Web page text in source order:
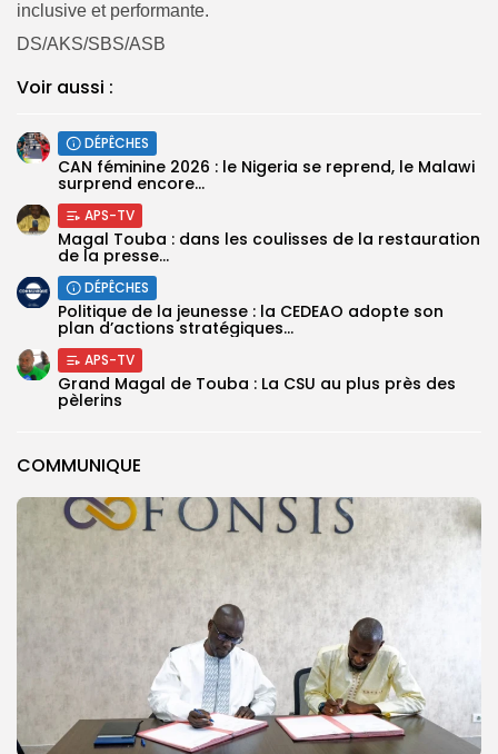
COMMUNIQUE
inclusive et performante.
DS/AKS/SBS/ASB
Voir aussi :
DÉPÊCHES
‎CAN féminine 2026 : le Nigeria se reprend, le Malawi
surprend encore...
APS-TV
Magal Touba : dans les coulisses de la restauration
de la presse...
DÉPÊCHES
Politique de la jeunesse : la CEDEAO adopte son
plan d’actions stratégiques...
APS-TV
Grand Magal de Touba : La CSU au plus près des
pèlerins